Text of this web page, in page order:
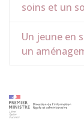
soins et un
Un jeune en
un